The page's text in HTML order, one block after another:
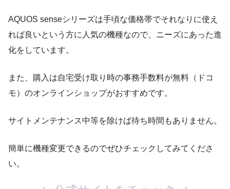
AQUOS senseシリーズは手頃な価格帯でそれなりに使え
れば良いという方に人気の機種なので、ニーズにあった進
化をしています。
また、購入は自宅受け取り時の事務手数料が無料（ドコ
モ）のオンラインショップがおすすめです。
サイトメンテナンス中等を除けば待ち時間もありません。
簡単に機種変更できるのでぜひチェックしてみてくださ
い。